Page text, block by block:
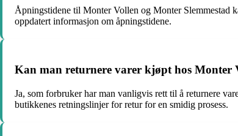
Åpningstidene til Monter Vollen og Monter Slemmestad
oppdatert informasjon om åpningstidene.
Kan man returnere varer kjøpt hos Monter
Ja, som forbruker har man vanligvis rett til å returnere
butikkenes retningslinjer for retur for en smidig prosess.